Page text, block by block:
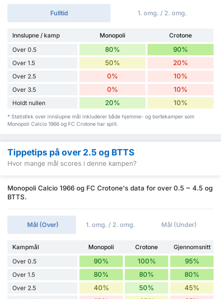
Fulltid 1. omg. / 2. omg.
Innslupne / kamp Monopoli
Crotone
Over 0.5
80% 90%
Over 1.5 50% 20%
Over 2.5 0% 10%
Over 3.5 0% 10%
Holdt nullen 20% 10%
* Statistikk over innslupne mål inkluderer både hjemme- og bortekamper som
Monopoli Calcio 1966 og FC Crotone har spilt.
Tippetips på over 2.5 og BTTS
Hvor mange mål scores i denne kampen?
Monopoli Calcio 1966 og FC Crotone's data for over 0.5 ~ 4.5 og
BTTS.
Mål (Over) 1. omg. / 2. omg. Mål (Under)
Kampmål Monopoli Crotone
Gjennomsnitt
Over 0.5
90% 100% 95%
Over 1.5 80% 80% 80%
Over 2.5 40% 50% 45%